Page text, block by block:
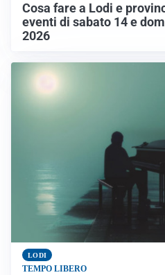
Cosa fare a Lodi e
eventi di sabato 14 e
2026
LODI
TEMPO LIBERO